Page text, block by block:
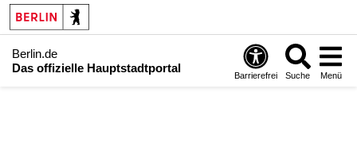
Berlin.de
Das offizielle Hauptstadtportal
Barrierefrei Suche Menü